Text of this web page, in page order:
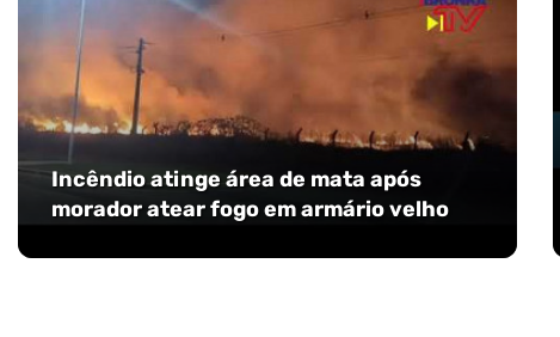
Incêndio atinge área de mata após
morador atear fogo em armário velho